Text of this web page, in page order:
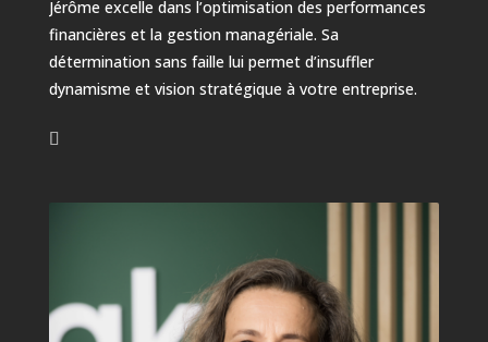
Jérôme excelle dans l’optimisation des performances
financières et la gestion managériale. Sa
détermination sans faille lui permet d’insuffler
dynamisme et vision stratégique à votre entreprise.